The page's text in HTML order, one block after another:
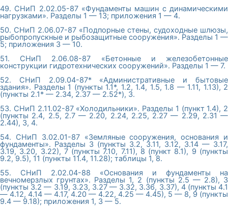
49. СНиП 2.02.05-87 «Фундаменты машин с динамическими
нагрузками». Разделы 1 — 13; приложения 1 — 4.
50. СНиП 2.06.07-87 «Подпорные стены, судоходные шлюзы,
рыбопропускные и рыбозащитные сооружения». Разделы 1 —
5; приложения 3 — 10.
51. СНиП 2.06.08-87 «Бетонные и железобетонные
конструкции гидротехнических сооружений». Разделы 1 — 7.
52. СНиП 2.09.04-87* «Административные и бытовые
здания». Разделы 1 (пункты 1.1*, 1.2, 1.4, 1.5, 1.8 — 1.11, 1.13), 2
(пункты 2.1* — 2.34, 2.37 — 2.52*), 3.
53. СНиП 2.11.02-87 «Холодильники». Разделы 1 (пункт 1.4), 2
(пункты 2.4, 2.5, 2.7 — 2.20, 2.24, 2.25, 2.27 — 2.29, 2.31 —
2.44), 3, 4.
54. СНиП 3.02.01-87 «Земляные сооружения, основания и
фундаменты». Разделы 3 (пункты 3.2, 3.11, 3.12, 3.14 — 3.17,
3.19, 3.20, 3.22), 7 (пункты 7.10, 7.11), 8 (пункт 8.1), 9 (пункты
9.2, 9.5), 11 (пункты 11.4, 11.28); таблицы 1, 8.
55. СНиП 2.02.04-88 «Основания и фундаменты на
вечномерзлых грунтах». Разделы 1, 2 (пункты 2.5 — 2.8), 3
(пункты 3.2 — 3.19, 3.23, 3.27 — 3.32, 3.36, 3.37), 4 (пункты 4.1
— 4.12, 4.14 — 4.17, 4.20 — 4.22, 4.25 — 4.45), 5 — 8, 9 (пункты
9.4 — 9.18); приложения 1, 3 — 5.